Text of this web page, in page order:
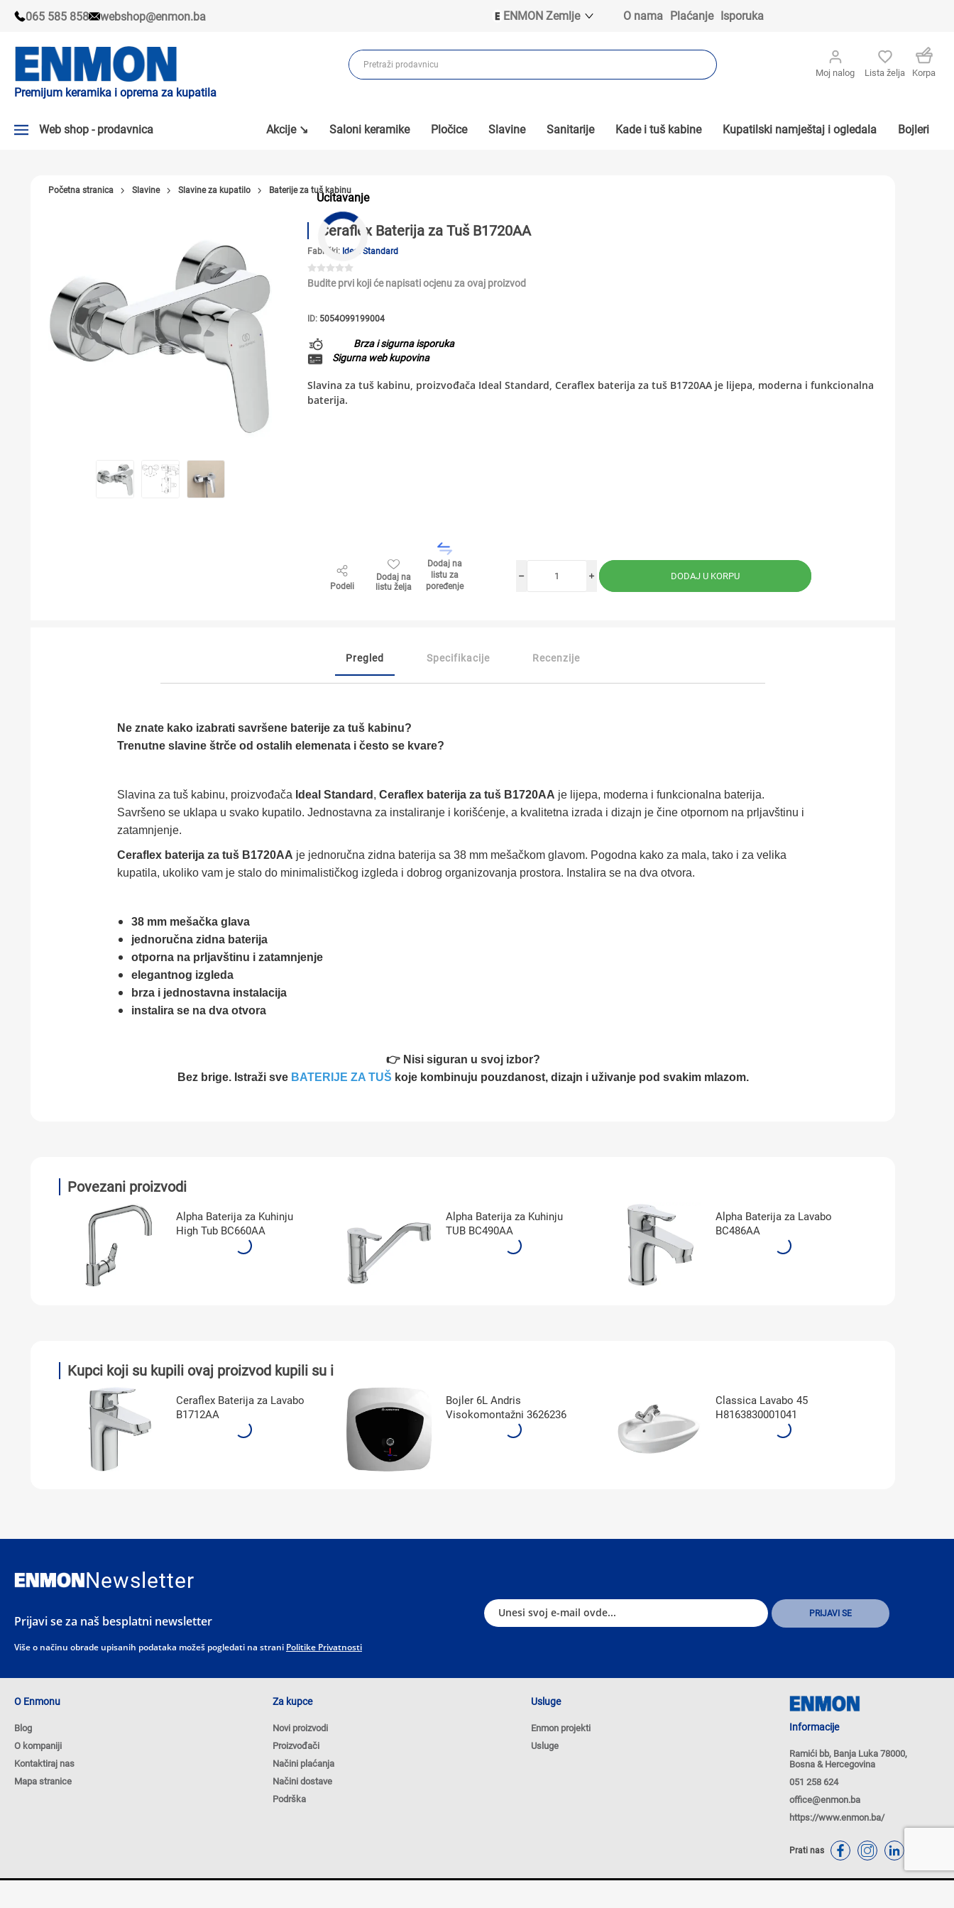
065 585 858 webshop@enmon.ba
ENMON Zemlje
ENMON BIH
ENMON MKD
O nama Plaćanje Isporuka
Premijum keramika i oprema za kupatila
Moj nalog Lista želja Korpa
Web shop - prodavnica
SANITARIJE
TUŠEVI
KUPATILSKI NAMJEŠTAJ I OGLEDALA
ODVOD VODE
Akcije ↘ Saloni keramike Pločice Slavine Sanitarije Kade i tuš kabine Kupatilski namještaj i ogledala Bojleri
Ucitavanje
Početna stranica Slavine Slavine za kupatilo Baterije za tuš kabinu
Ceraflex Baterija za Tuš B1720AA
Fabrički: Ideal Standard
Budite prvi koji će napisati ocjenu za ovaj proizvod
ID: 5054O99199004
Brza i sigurna isporuka
Sigurna web kupovina
Slavina za tuš kabinu, proizvođača Ideal Standard, Ceraflex baterija za tuš B1720AA je lijepa, moderna i funkcionalna
baterija.
Podeli
Dodaj na
listu želja
Dodaj na
listu za
poređenje
i
h
Pregled Specifikacije Recenzije
Ne znate kako izabrati savršene baterije za tuš kabinu?
Trenutne slavine štrče od ostalih elemenata i često se kvare?
Slavina za tuš kabinu, proizvođača Ideal Standard , Ceraflex baterija za tuš B1720AA je lijepa, moderna i funkcionalna baterija.
Savršeno se uklapa u svako kupatilo. Jednostavna za instaliranje i korišćenje, a kvalitetna izrada i dizajn je čine otpornom na prljavštinu i
zatamnjenje.
Ceraflex baterija za tuš B1720AA je jednoručna zidna baterija sa 38 mm mešačkom glavom. Pogodna kako za mala, tako i za velika
kupatila, ukoliko vam je stalo do minimalističkog izgleda i dobrog organizovanja prostora. Instalira se na dva otvora.
38 mm mešačka glava
jednoručna zidna baterija
otporna na prljavštinu i zatamnjenje
elegantnog izgleda
brza i jednostavna instalacija
instalira se na dva otvora
👉 Nisi siguran u svoj izbor?
Bez brige. Istraži sve BATERIJE ZA TUŠ koje kombinuju pouzdanost, dizajn i uživanje pod svakim mlazom.
Povezani proizvodi
Alpha Baterija za Kuhinju
High Tub BC660AA
Alpha Baterija za Kuhinju
TUB BC490AA
Alpha Baterija za Lavabo
BC486AA
Kupci koji su kupili ovaj proizvod kupili su i
Ceraflex Baterija za Lavabo
B1712AA
Bojler 6L Andris
Visokomontažni 3626236
Classica Lavabo 45
H8163830001041
Newsletter
Prijavi se za naš besplatni newsletter
Više o načinu obrade upisanih podataka možeš pogledati na strani Politike Privatnosti
O Enmonu
Blog
O kompaniji
Kontaktiraj nas
Mapa stranice
Za kupce
Novi proizvodi
Proizvođači
Načini plaćanja
Načini dostave
Podrška
Usluge
Enmon projekti
Usluge
Informacije
Ramići bb, Banja Luka 78000,
Bosna & Hercegovina
051 258 624
office@enmon.ba
https://www.enmon.ba/
Prati nas